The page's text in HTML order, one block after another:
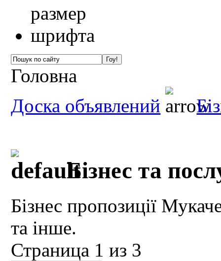
Головна
Доска объявлений
Бізнес та
Бізнес пропозиції
та інше.
Страница 1 из 3